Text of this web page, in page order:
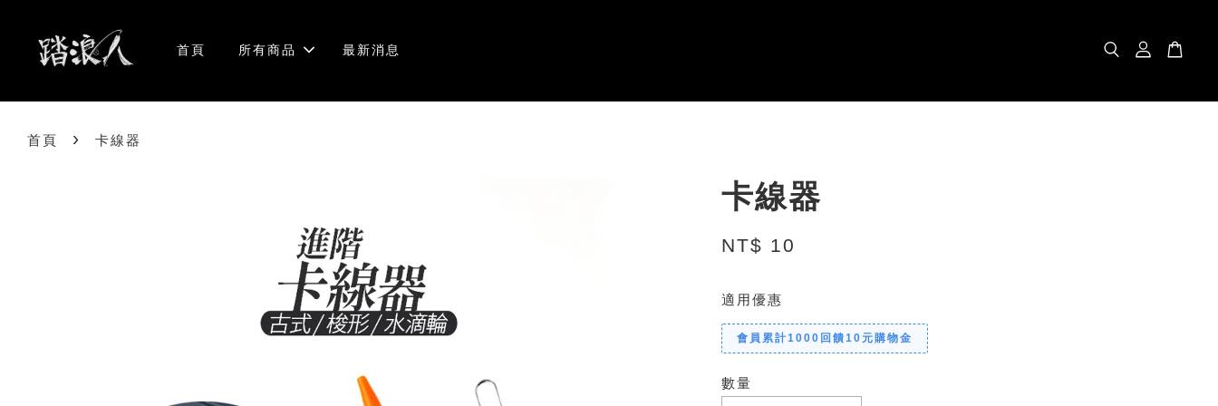
首頁 所有商品 最新消息
首頁 › 卡線器
卡線器
NT$ 10
適用優惠
會員累計1000回饋10元購物金
數量